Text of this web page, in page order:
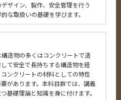
ザイン、製作、安全管理を行う
な取扱いの基礎を学びます。
造物の多くはコンクリートで造
て安全で長持ちする構造物を経
ンクリートの材料としての特性
があります。本科目群では、講義
基礎理論と知識を身に付けます。